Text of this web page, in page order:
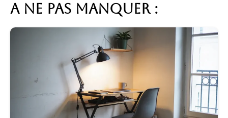
A ne pas manquer :